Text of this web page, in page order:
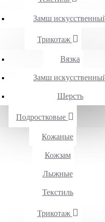
Замш
Трикотаж
Вязка
Замш
Шерсть
Подростковые
Кожаные
Кожзам
Лыжные
Текстиль
Трикотаж